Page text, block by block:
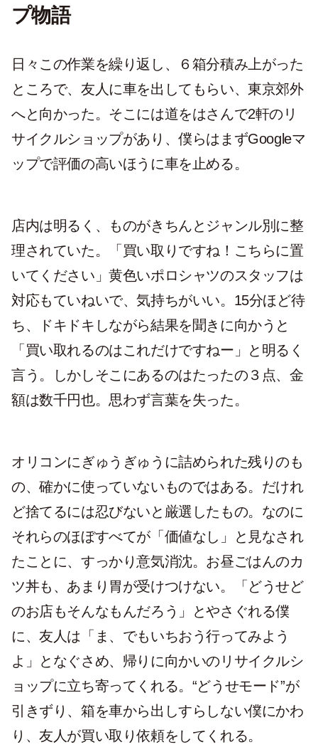
プ物語
日々この作業を繰り返し、６箱分積み上がった
ところで、友人に車を出してもらい、東京郊外
へと向かった。そこには道をはさんで2軒のリ
サイクルショップがあり、僕らはまずGoogleマ
ップで評価の高いほうに車を止める。
店内は明るく、ものがきちんとジャンル別に整
理されていた。「買い取りですね！こちらに置
いてください」黄色いポロシャツのスタッフは
対応もていねいで、気持ちがいい。15分ほど待
ち、ドキドキしながら結果を聞きに向かうと
「買い取れるのはこれだけですねー」と明るく
言う。しかしそこにあるのはたったの３点、金
額は数千円也。思わず言葉を失った。
オリコンにぎゅうぎゅうに詰められた残りのも
の、確かに使っていないものではある。だけれ
ど捨てるには忍びないと厳選したもの。なのに
それらのほぼすべてが「価値なし」と見なされ
たことに、すっかり意気消沈。お昼ごはんのカ
ツ丼も、あまり胃が受けつけない。「どうせど
のお店もそんなもんだろう」とやさぐれる僕
に、友人は「ま、でもいちおう行ってみよう
よ」となぐさめ、帰りに向かいのリサイクルシ
ョップに立ち寄ってくれる。“どうせモード”が
引きずり、箱を車から出しすらしない僕にかわ
り、友人が買い取り依頼をしてくれる。